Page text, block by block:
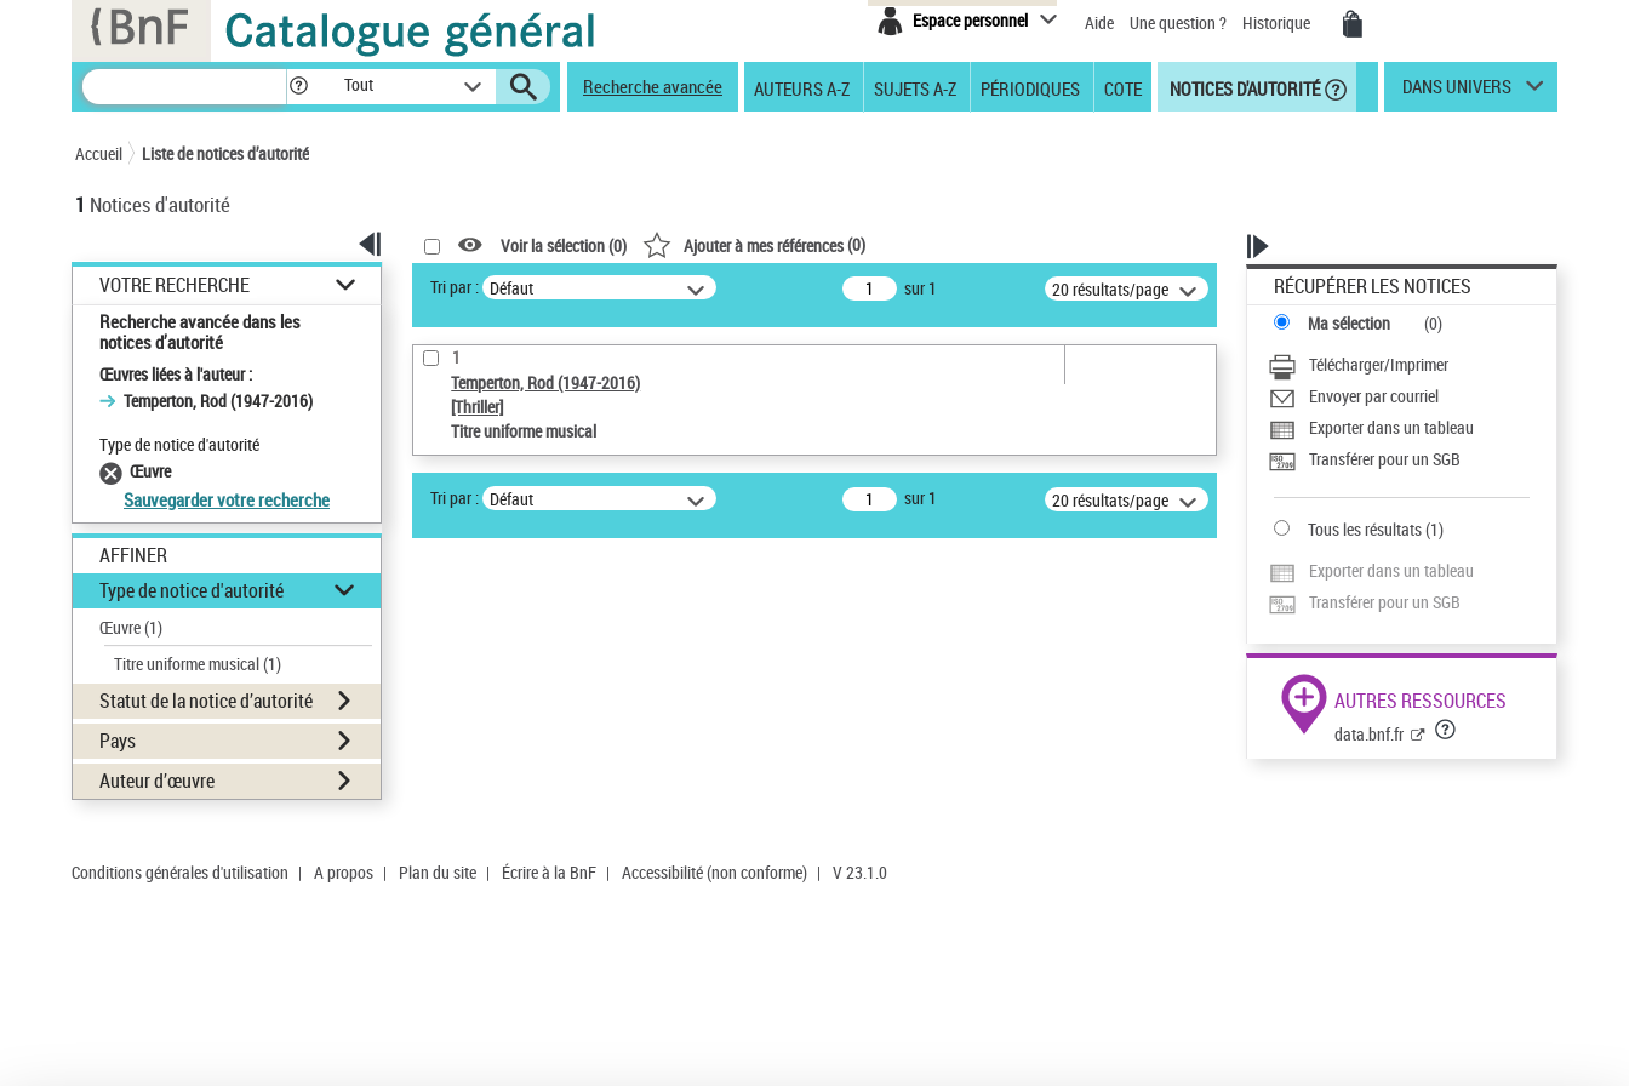
Espace personnel Aide Une question ? Historique
Tout Recherche avancée AUTEURS A-Z SUJETS A-Z PÉRIODIQUES COTE NOTICES D'AUTORITÉ DANS UNIVERS
Accueil Liste de notices d’autorité
1 Notices d'autorité
VOTRE RECHERCHE
Recherche avancée dans les
notices d’autorité
Œuvres liées à l'auteur :
Temperton, Rod (1947-2016)
Type de notice d'autorité
Œuvre
Sauvegarder votre recherche
AFFINER
Type de notice d'autorité
Œuvre(1)
Titre uniforme musical(1)
Statut de la notice d’autorité
Pays
Auteur d’œuvre
Voir la sélection (0) Ajouter à mes références(0)
Tri par : Défaut sur 1 20 résultats/page
1
Temperton, Rod (1947-2016)
[Thriller]
Titre uniforme musical
Tri par : Défaut sur 1 20 résultats/page
RÉCUPÉRER LES NOTICES
Ma sélection (0)
Télécharger/Imprimer
Envoyer par courriel
Exporter dans un tableau
Transférer pour un SGB
Tous les résultats(1)
Exporter dans un tableau
Transférer pour un SGB
AUTRES RESSOURCES
data.bnf.fr
Conditions générales d'utilisation | A propos | Plan du site | Écrire à la BnF | Accessibilité (non conforme) | V 23.1.0
Panneau de gestion des cookies